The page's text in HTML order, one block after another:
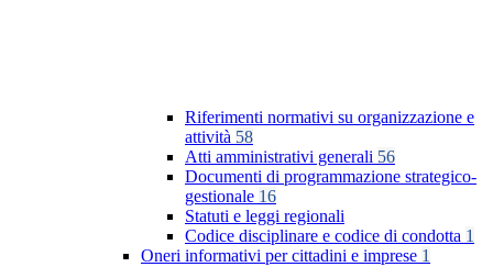
Riferimenti normativi su organizzazione e
attività 58
Atti amministrativi generali 56
Documenti di programmazione strategico-
gestionale 16
Statuti e leggi regionali
Codice disciplinare e codice di condotta 1
Oneri informativi per cittadini e imprese 1